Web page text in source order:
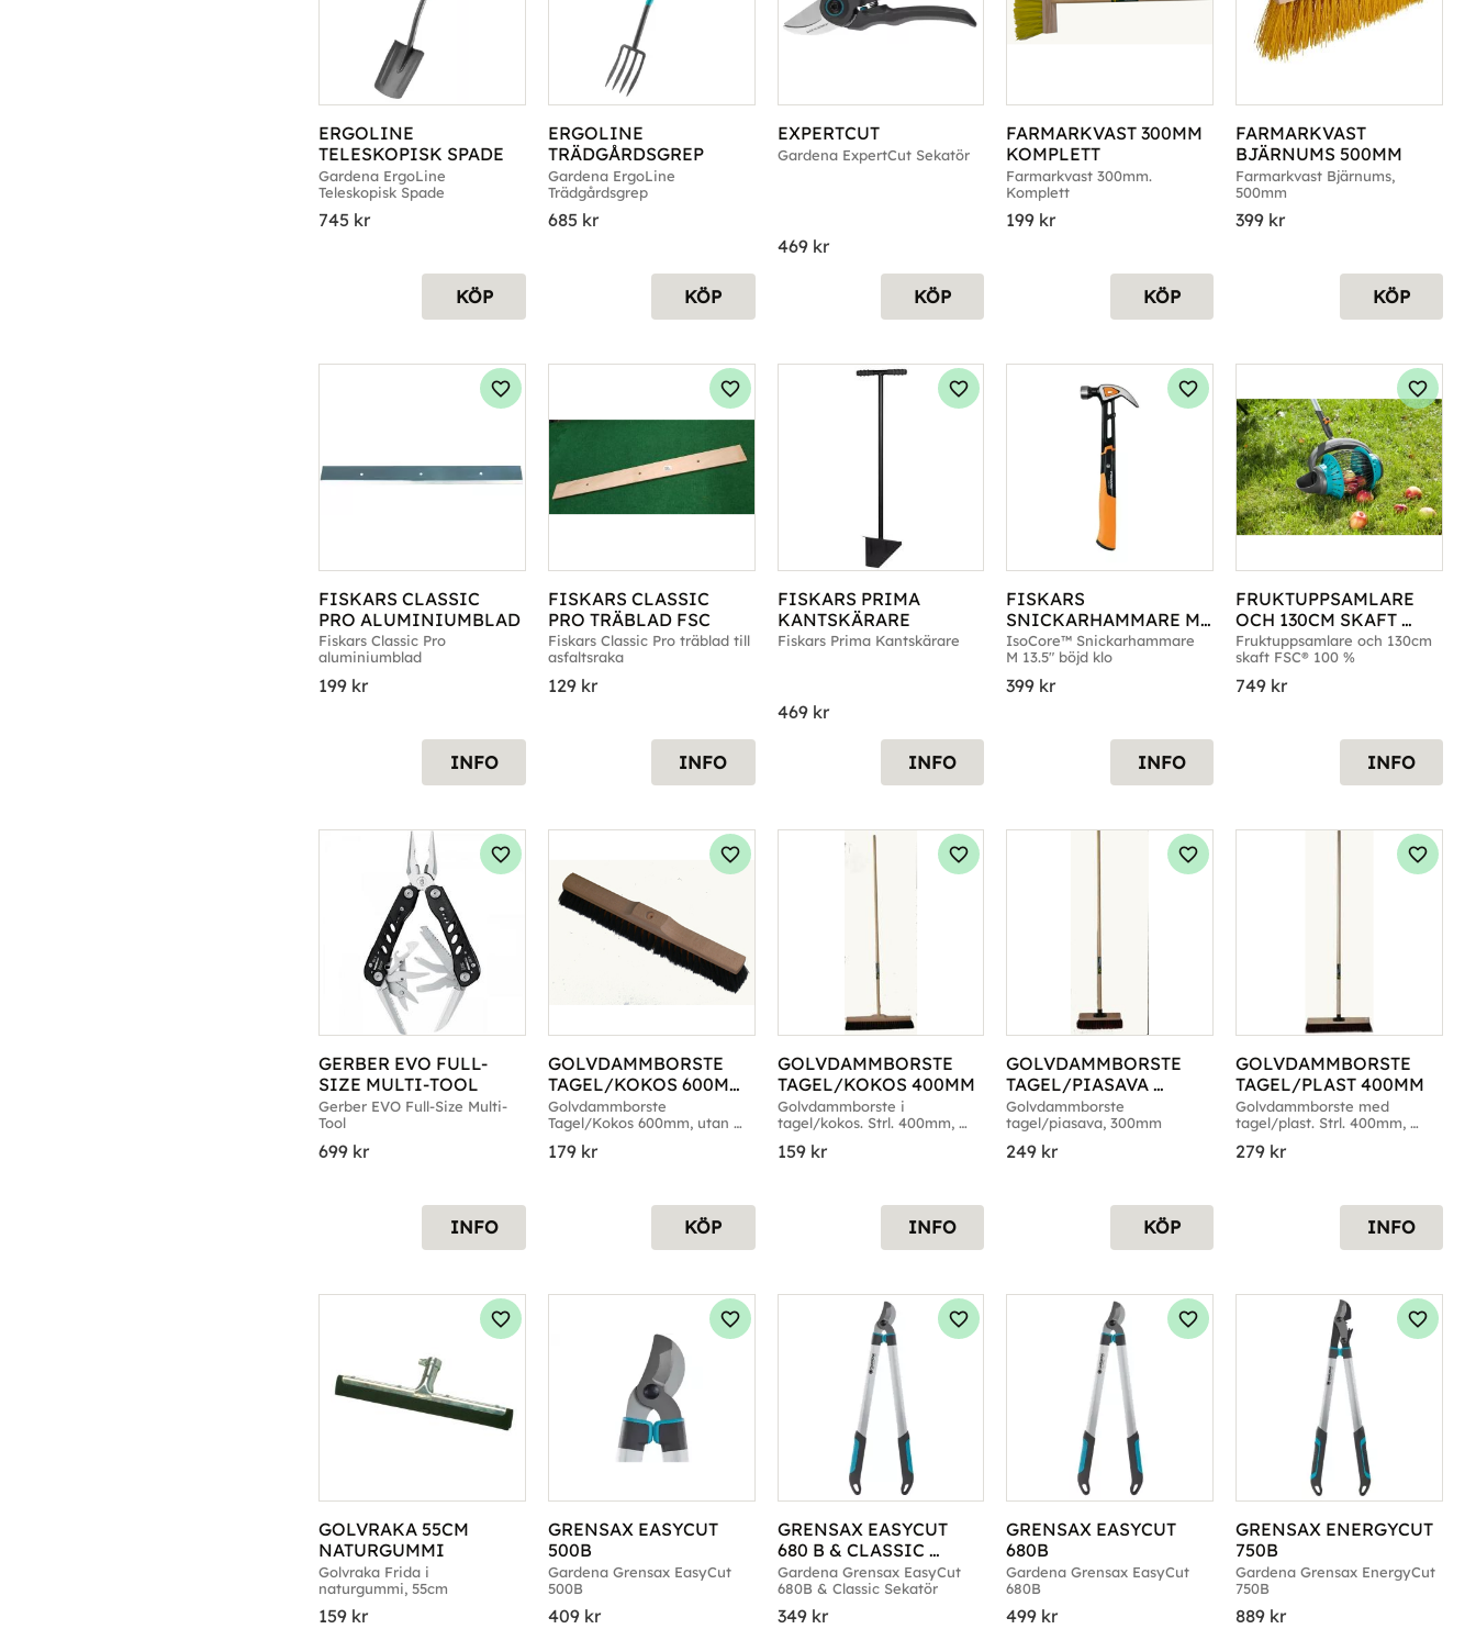
ERGOLINE
TELESKOPISK SPADE
Gardena ErgoLine
Teleskopisk Spade
745 kr
KÖP
ERGOLINE
TRÄDGÅRDSGREP
Gardena ErgoLine
Trädgårdsgrep
685 kr
KÖP
EXPERTCUT
Gardena ExpertCut Sekatör
469kr
KÖP
FARMARKVAST 300MM
KOMPLETT
Farmarkvast 300mm.
Komplett
199 kr
KÖP
FARMARKVAST
BJÄRNUMS 500MM
Farmarkvast Bjärnums,
500mm
399 kr
KÖP
FISKARS CLASSIC
PRO ALUMINIUMBLAD
Fiskars Classic Pro
aluminiumblad
199 kr
Lägg till i favoriter
INFO
FISKARS CLASSIC
PRO TRÄBLAD FSC
Fiskars Classic Pro träblad till
asfaltsraka
129kr
Lägg till i favoriter
INFO
FISKARS PRIMA
KANTSKÄRARE
Fiskars Prima Kantskärare
469kr
Lägg till i favoriter
INFO
FISKARS
SNICKARHAMMARE M
BÖJD KLO
IsoCore™ Snickarhammare
M 13.5" böjd klo
399 kr
Lägg till i favoriter
INFO
FRUKTUPPSAMLARE
OCH 130CM SKAFT
FSC® 100 %
Fruktuppsamlare och 130cm
skaft FSC® 100 %
749 kr
Lägg
INFO
GERBER EVO FULL-
SIZE MULTI-TOOL
Gerber EVO Full-Size Multi-
Tool
699 kr
Lägg till i favoriter
INFO
GOLVDAMMBORSTE
TAGEL/KOKOS 600MM
UTAN SKAFT
Golvdammborste
Tagel/Kokos 600mm, utan
179kr
Lägg till i favoriter
KÖP
GOLVDAMMBORSTE
TAGEL/KOKOS 400MM
Golvdammborste i
tagel/kokos. Strl. 400mm,
159kr
Lägg till i favoriter
INFO
GOLVDAMMBORSTE
TAGEL/PIASAVA
300MM
Golvdammborste
tagel/piasava, 300mm
249 kr
Lägg till i favoriter
KÖP
GOLVDAMMBORSTE
TAGEL/PLAST 400MM
Golvdammborste med
tagel/plast. Strl. 400mm,
279 kr
Lägg
INFO
GOLVRAKA 55CM
NATURGUMMI
Golvraka Frida i
naturgummi, 55cm
159 kr
Lägg till i favoriter
GRENSAX EASYCUT
500B
Gardena Grensax EasyCut
500B
409kr
Lägg till i favoriter
GRENSAX EASYCUT
680 B & CLASSIC
SEKATÖR SET
Gardena Grensax EasyCut
680B & Classic Sekatör
349kr
Lägg till i favoriter
GRENSAX EASYCUT
680B
Gardena Grensax EasyCut
680B
499 kr
Lägg till i favoriter
GRENSAX ENERGYCUT
750B
Gardena Grensax EnergyCut
750B
889 kr
Lägg